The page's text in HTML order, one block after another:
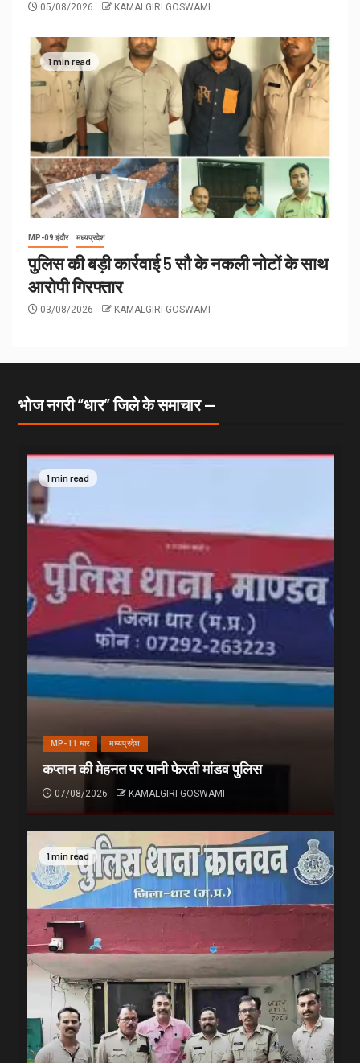
05/08/2026 KAMALGIRI GOSWAMI
1 min read
MP-09 इंदौर मध्यप्रदेश
पुलिस की बड़ी कार्रवाई 5 सौ के नकली नोटों के साथ
आरोपी गिरफ्तार
03/08/2026 KAMALGIRI GOSWAMI
भोज नगरी “धार” जिले के समाचार —
1 min read
MP-11 धार मध्यप्रदेश
कप्तान की मेहनत पर पानी फेरती मांडव पुलिस
07/08/2026 KAMALGIRI GOSWAMI
1 min read